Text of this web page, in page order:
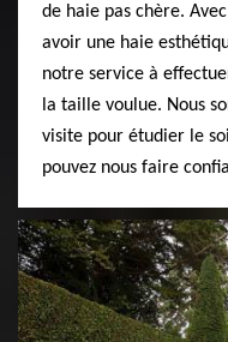
de haie pas chère.
avoir une haie
notre service à
la taille voulue. Nous
visite pour étudier le
pouvez nous faire